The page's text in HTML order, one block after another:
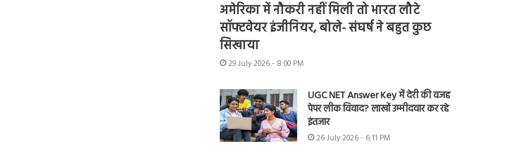
अमेरिका में नौकरी नहीं मिली तो भारत लौटे
सॉफ्टवेयर इंजीनियर, बोले- संघर्ष ने बहुत कुछ
सिखाया
29 July 2026 - 8:00 PM
UGC NET Answer Key में देरी की वजह
पेपर लीक विवाद? लाखों उम्मीदवार कर रहे
इंतजार
26 July 2026 - 6:11 PM